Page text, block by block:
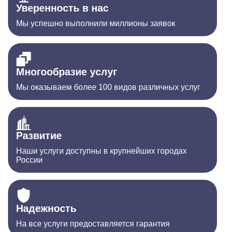
Уверенность в нас
Мы успешно выполнили миллионы заявок
Многообразие услуг
Мы оказываем более 100 видов различных услуг
Развитие
Наши услуги доступны в крупнейших городах
России
Надежность
На все услуги предоставляется гарантия